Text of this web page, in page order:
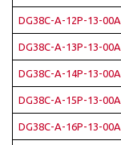
DG38C-A-12P-13-
DG38C-A-13P-13-
DG38C-A-14P-13-
DG38C-A-15P-13-
DG38C-A-16P-13-